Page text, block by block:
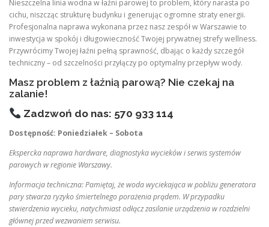
Nieszczelna linia wodna w łaźni parowej to problem, który narasta po
cichu, niszcząc strukturę budynku i generując ogromne straty energii.
Profesjonalna naprawa wykonana przez nasz zespół w Warszawie to
inwestycja w spokój i długowieczność Twojej prywatnej strefy wellness.
Przywrócimy Twojej łaźni pełną sprawność, dbając o każdy szczegół
techniczny – od szczelności przyłączy po optymalny przepływ wody.
Masz problem z łaźnią parową? Nie czekaj na
zalanie!
Zadzwoń do nas: 570 933 114
Dostępność: Poniedziałek – Sobota
Ekspercka naprawa hardware, diagnostyka wycieków i serwis systemów
parowych w regionie Warszawy.
Informacja techniczna: Pamiętaj, że woda wyciekająca w pobliżu generatora
pary stwarza ryzyko śmiertelnego porażenia prądem. W przypadku
stwierdzenia wycieku, natychmiast odłącz zasilanie urządzenia w rozdzielni
głównej przed wezwaniem serwisu.